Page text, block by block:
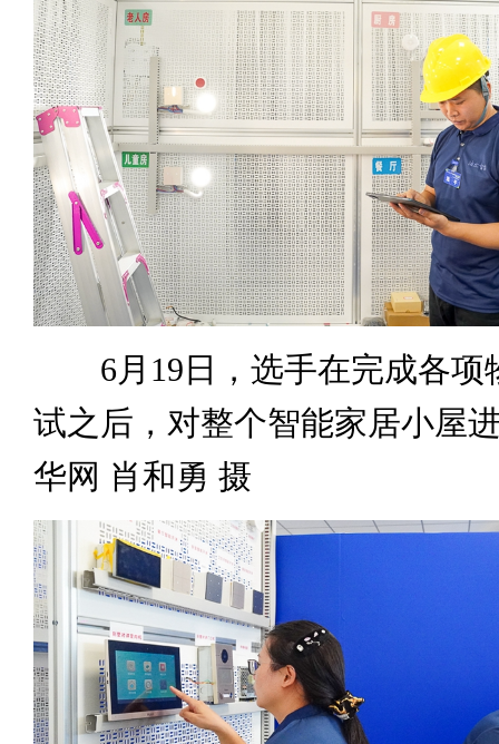
6月19日，选手在完成各项
试之后，对整个智能家居小屋
华网 肖和勇 摄